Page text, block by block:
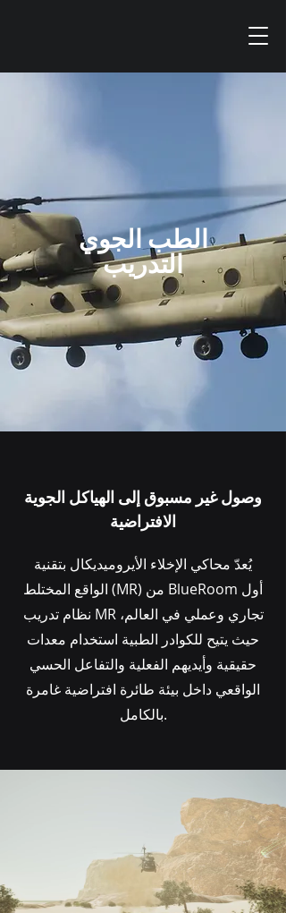
الطب الجوي
التدريب
وصول غير مسبوق إلى الهياكل الجوية
الافتراضية
يُعدّ محاكي الإخلاء الأيروميديكال بتقنية
الواقع المختلط (MR) من BlueRoom أول
نظام تدريب MR تجاري وعملي في العالم،
حيث يتيح للكوادر الطبية استخدام معدات
حقيقية وأيديهم الفعلية والتفاعل الحسي
الواقعي داخل بيئة طائرة افتراضية غامرة
بالكامل.